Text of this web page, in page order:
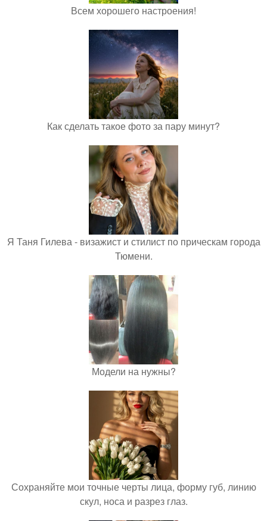
Всем хорошего настроения!
Как сделать такое фото за пару минут?
Я Таня Гилева - визажист и стилист по прическам города
Тюмени.
Модели на нужны?
Сохраняйте мои точные черты лица, форму губ, линию
скул, носа и разрез глаз.